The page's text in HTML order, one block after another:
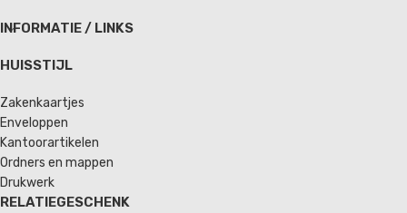
INFORMATIE / LINKS
HUISSTIJL
Zakenkaartjes
Enveloppen
Kantoorartikelen
Ordners en mappen
Drukwerk
RELATIEGESCHENK